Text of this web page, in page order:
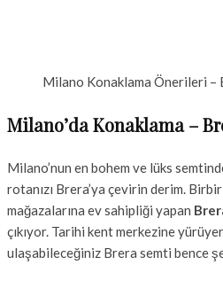
Milano Konaklama Önerileri –
Milano’da Konaklama –
Milano’nun en bohem ve lüks
rotanızı Brera’ya çevirin derim.
mağazalarına ev sahipliği yapan
çıkıyor. Tarihi kent merkezine
ulaşabileceğiniz Brera semti bence